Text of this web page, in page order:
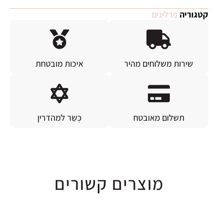
קטגוריהפרלינים
שירות משלוחים מהיר איכות מובטחת
תשלום מאובטח כְּשַׂר למהדרין
מוצרים קשורים